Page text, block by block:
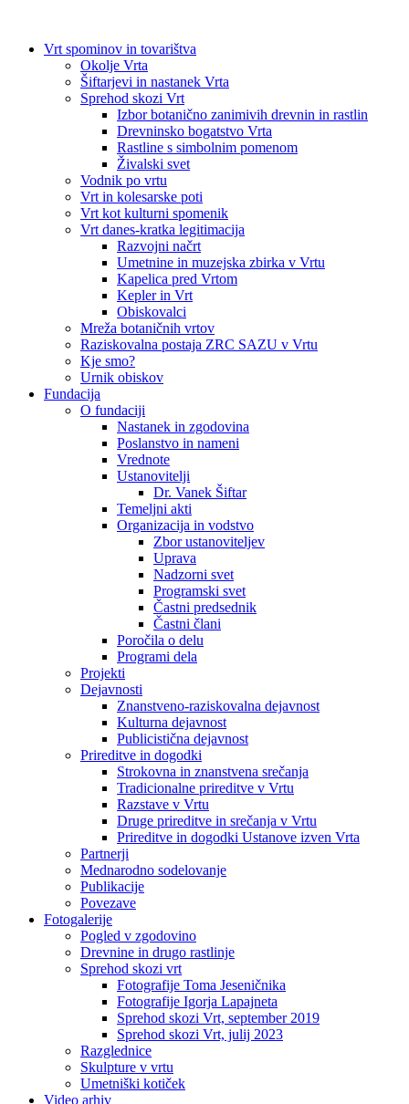
Vrt spominov in tovarištva
Okolje Vrta
Šiftarjevi in nastanek Vrta
Sprehod skozi Vrt
Izbor botanično zanimivih drevnin in rastlin
Drevninsko bogatstvo Vrta
Rastline s simbolnim pomenom
Živalski svet
Vodnik po vrtu
Vrt in kolesarske poti
Vrt kot kulturni spomenik
Vrt danes-kratka legitimacija
Razvojni načrt
Umetnine in muzejska zbirka v Vrtu
Kapelica pred Vrtom
Kepler in Vrt
Obiskovalci
Mreža botaničnih vrtov
Raziskovalna postaja ZRC SAZU v Vrtu
Kje smo?
Urnik obiskov
Fundacija
O fundaciji
Nastanek in zgodovina
Poslanstvo in nameni
Vrednote
Ustanovitelji
Dr. Vanek Šiftar
Temeljni akti
Organizacija in vodstvo
Zbor ustanoviteljev
Uprava
Nadzorni svet
Programski svet
Častni predsednik
Častni člani
Poročila o delu
Programi dela
Projekti
Dejavnosti
Znanstveno-raziskovalna dejavnost
Kulturna dejavnost
Publicistična dejavnost
Prireditve in dogodki
Strokovna in znanstvena srečanja
Tradicionalne prireditve v Vrtu
Razstave v Vrtu
Druge prireditve in srečanja v Vrtu
Prireditve in dogodki Ustanove izven Vrta
Partnerji
Mednarodno sodelovanje
Publikacije
Povezave
Fotogalerije
Pogled v zgodovino
Drevnine in drugo rastlinje
Sprehod skozi vrt
Fotografije Toma Jeseničnika
Fotografije Igorja Lapajneta
Sprehod skozi Vrt, september 2019
Sprehod skozi Vrt, julij 2023
Razglednice
Skulpture v vrtu
Umetniški kotiček
Video arhiv